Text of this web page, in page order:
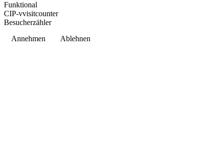
Funktional
CIP-vvisitcounter
Besucherzähler
Annehmen
Ablehnen